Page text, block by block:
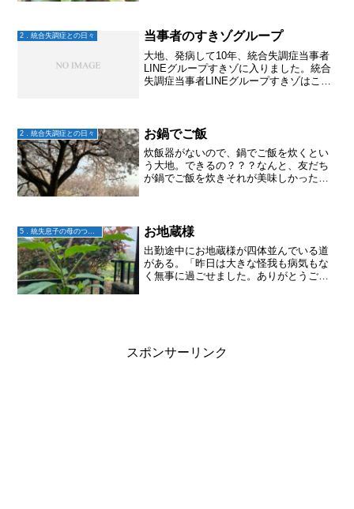
ホゲームへ逃避。しばらく...
2．統合失調症との日々 当事者のすきゾグループ
大地、発病して10年、統合失調症当事者
LINEグループすきゾに入りました。統合
失調症当事者LINEグループすきゾはこち
ープ「雑談文化...
2．統合失調症との日々 お鍋でご飯
炊飯器がないので、鍋でご飯を炊くとい
う大地。できるの？？？なんと、友だち
が鍋でご飯を炊きそれが美味しかったと
器は買うのをやめてお...
お地蔵様
出勤途中にお地蔵様が四体並んでいる道
がある。「昨日は大きな怪我も病気もな
く無事に過ごせました。ありがとうござ
スポンサーリンク